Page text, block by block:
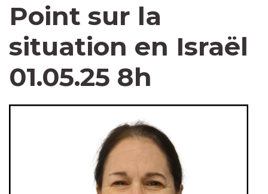
Point sur la
situation en Israël
01.05.25 8h